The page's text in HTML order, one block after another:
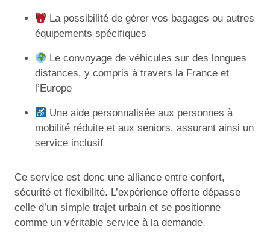
La possibilité de gérer vos bagages ou autres
équipements spécifiques
Le convoyage de véhicules sur des longues
distances, y compris à travers la France et
l’Europe
Une aide personnalisée aux personnes à
mobilité réduite et aux seniors, assurant ainsi un
service inclusif
Ce service est donc une alliance entre confort,
sécurité et flexibilité. L’expérience offerte dépasse
celle d’un simple trajet urbain et se positionne
comme un véritable service à la demande.